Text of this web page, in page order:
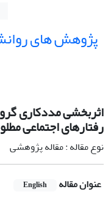
پژوهش های
اثربخشی مددکاری
رفتارهای اجتماعی
نوع مقاله : مقاله پژوهشی
عنوان مقاله English